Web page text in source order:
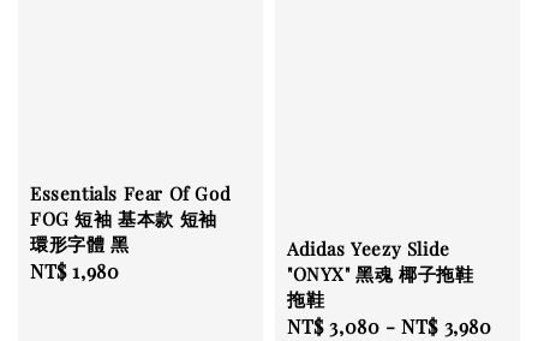
Essentials Fear Of God
FOG 短袖 基本款 短袖
環形字體 黑
Regular
NT$ 1,980
Adidas Yeezy Slide
"ONYX" 黑魂 椰子拖鞋
拖鞋
Regular
NT$ 3,080 -NT$ 3,980